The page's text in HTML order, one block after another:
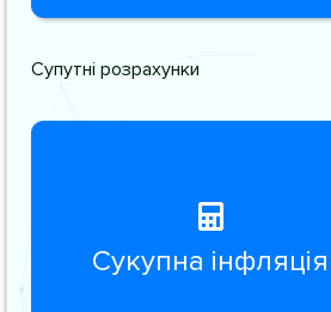
Супутні розрахунки
Сукупна інфляція